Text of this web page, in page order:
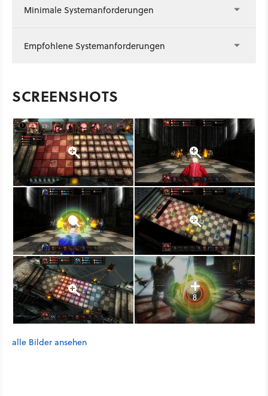
Minimale Systemanforderungen
Empfohlene Systemanforderungen
SCREENSHOTS
8
alle Bilder ansehen